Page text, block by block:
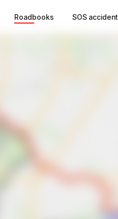
Roadbooks SOS accident